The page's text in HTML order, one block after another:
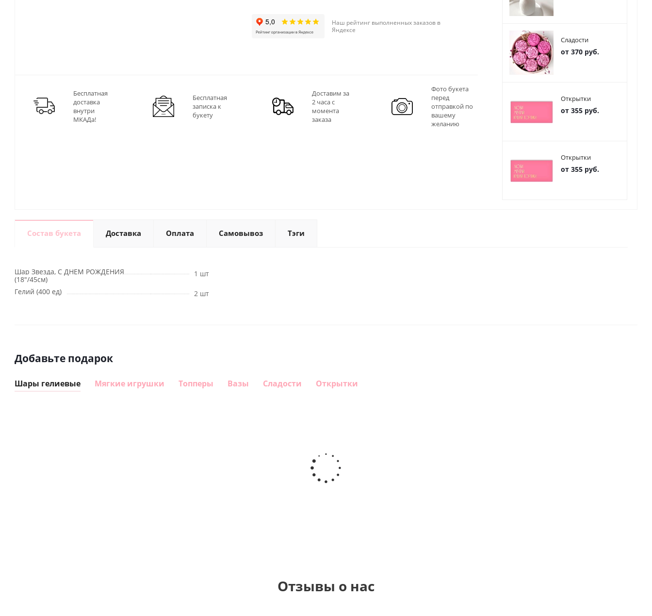
Наш рейтинг выполненных заказов в
Яндексе
Бесплатная
доставка
внутри
МКАДа!
Бесплатная
записка к
букету
Доставим за
2 часа с
момента
заказа
Фото букета
перед
отправкой по
вашему
желанию
Сладости
от 370 руб.
Открытки
от 355 руб.
Открытки
от 355 руб.
Состав букета Доставка Оплата Самовывоз Тэги
Шар Звезда, С ДНЕМ РОЖДЕНИЯ
(18"/45см)
1 шт
Гелий (400 ед)
2 шт
Добавьте подарок
Шары гелиевые Мягкие игрушки Топперы Вазы Сладости Открытки
гелиевый
цифра 1
(40х102
Отзывы о нас